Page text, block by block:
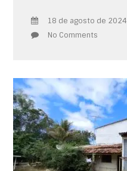
18 de agosto de 2024
No Comments